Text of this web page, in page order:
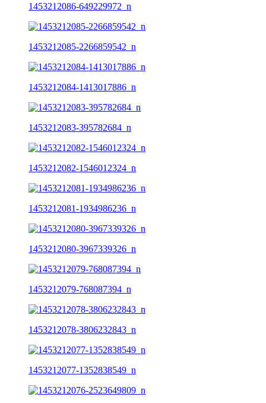
1453212086-649229972_n
1453212085-2266859542_n
1453212084-1413017886_n
1453212083-395782684_n
1453212082-1546012324_n
1453212081-1934986236_n
1453212080-3967339326_n
1453212079-768087394_n
1453212078-3806232843_n
1453212077-1352838549_n